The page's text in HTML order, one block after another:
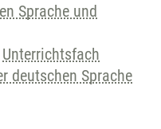
Sprache und
Unterrichtsfach
deutschen Sprache